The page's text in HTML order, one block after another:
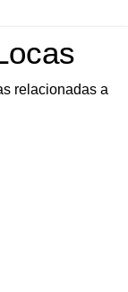
relacionadas a